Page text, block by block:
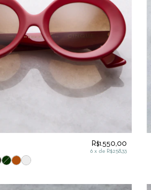
R$1.550,00
6 x de R$258,33